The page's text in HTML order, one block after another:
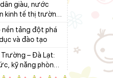
trong kỷ nguyên
định tư tưởng
tranh với luận
và sơ cấp cứu
nhi
học tập